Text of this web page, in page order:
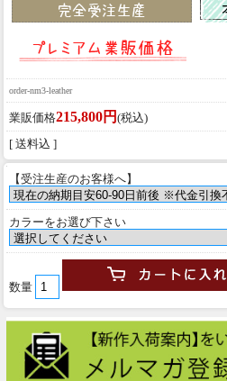
order-nm3-leather
業販価格215,800円 (税込)
[ 送料込 ]
【受注生産のお客様へ】
カラーをお選び下さい
数量